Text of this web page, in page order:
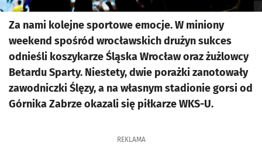
Za nami kolejne sportowe emocje. W miniony
weekend spośród wrocławskich drużyn sukces
odnieśli koszykarze Śląska Wrocław oraz żużlowcy
Betardu Sparty. Niestety, dwie porażki zanotowały
zawodniczki Ślęzy, a na własnym stadionie gorsi od
Górnika Zabrze okazali się piłkarze WKS-U.
REKLAMA